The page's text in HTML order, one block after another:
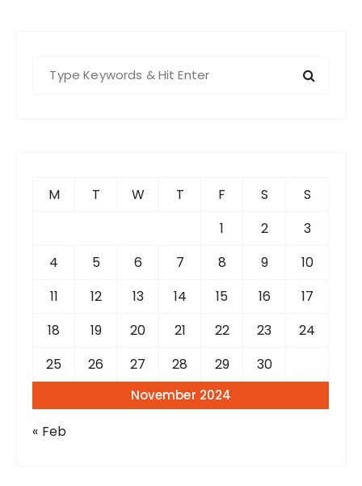
November 2024
M T W T F S
S
1
2
3
4
5 6 7 8 9
10
11
12 13 14 15 16
17
18
19 20 21 22 23
24
25
26 27 28 29 30
« Feb